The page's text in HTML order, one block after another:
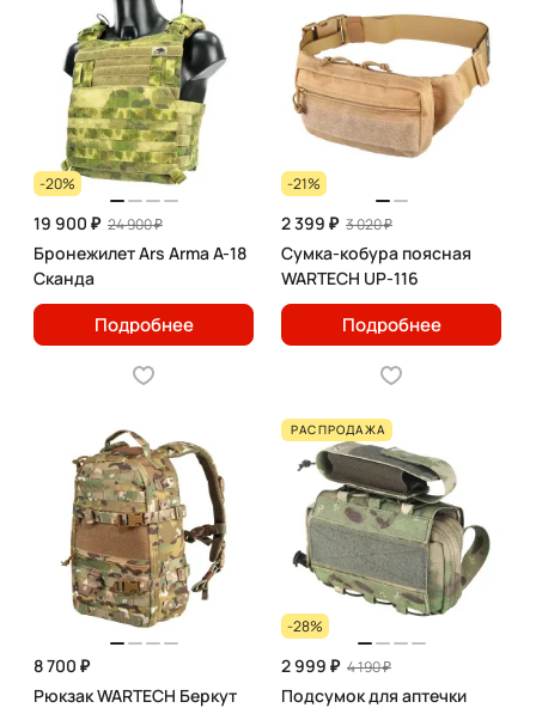
-20%
19 900 ₽ 24 900 ₽
Бронежилет Ars Arma А-18
Сканда
Подробнее
-21%
2 399 ₽ 3 020 ₽
Сумка-кобура поясная
WARTECH UP-116
Подробнее
8 700 ₽
Рюкзак WARTECH Беркут
РАСПРОДАЖА
-28%
2 999 ₽ 4 190 ₽
Подсумок для аптечки